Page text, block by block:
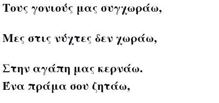
Τους γονιούς μας συγχωράω,
Μες στις νύχτες δεν χωράω,
Στην αγάπη μας κερνάω.
Ένα πράμα σου ζητάω,